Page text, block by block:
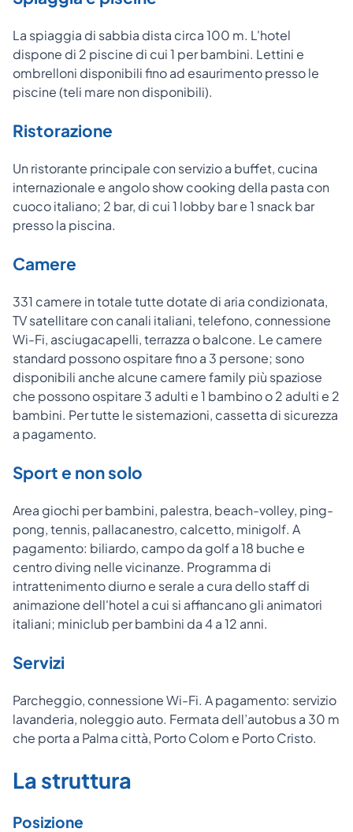
La spiaggia di sabbia dista circa 100 m. L'hotel
dispone di 2 piscine di cui 1 per bambini. Lettini e
ombrelloni disponibili fino ad esaurimento presso le
piscine (teli mare non disponibili).
Ristorazione
Un ristorante principale con servizio a buffet, cucina
internazionale e angolo show cooking della pasta con
cuoco italiano; 2 bar, di cui 1 lobby bar e 1 snack bar
presso la piscina.
Camere
331 camere in totale tutte dotate di aria condizionata,
TV satellitare con canali italiani, telefono, connessione
Wi-Fi, asciugacapelli, terrazza o balcone. Le camere
standard possono ospitare fino a 3 persone; sono
disponibili anche alcune camere family più spaziose
che possono ospitare 3 adulti e 1 bambino o 2 adulti e 2
bambini. Per tutte le sistemazioni, cassetta di sicurezza
a pagamento.
Sport e non solo
Area giochi per bambini, palestra, beach-volley, ping-
pong, tennis, pallacanestro, calcetto, minigolf. A
pagamento: biliardo, campo da golf a 18 buche e
centro diving nelle vicinanze. Programma di
intrattenimento diurno e serale a cura dello staff di
animazione dell'hotel a cui si affiancano gli animatori
italiani; miniclub per bambini da 4 a 12 anni.
Servizi
Parcheggio, connessione Wi-Fi. A pagamento: servizio
lavanderia, noleggio auto. Fermata dell’autobus a 30 m
che porta a Palma città, Porto Colom e Porto Cristo.
La struttura
Posizione